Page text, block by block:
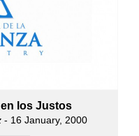
los Justos
- 16 January, 2000